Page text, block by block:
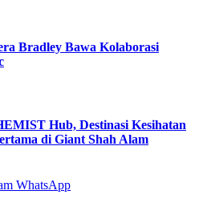
Bradley Bawa Kolaborasi
Hub, Destinasi Kesihatan
di Giant Shah Alam
WhatsApp